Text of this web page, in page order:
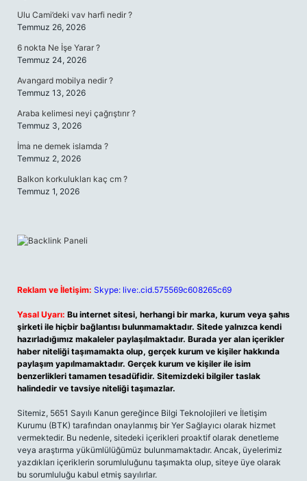
Ulu Cami’deki vav harfi nedir ?
Temmuz 26, 2026
6 nokta Ne İşe Yarar ?
Temmuz 24, 2026
Avangard mobilya nedir ?
Temmuz 13, 2026
Araba kelimesi neyi çağrıştırır ?
Temmuz 3, 2026
İma ne demek islamda ?
Temmuz 2, 2026
Balkon korkulukları kaç cm ?
Temmuz 1, 2026
Reklam ve İletişim: Skype: live:.cid.575569c608265c69
Yasal Uyarı: Bu internet sitesi, herhangi bir marka, kurum veya şahıs
şirketi ile hiçbir bağlantısı bulunmamaktadır. Sitede yalnızca kendi
hazırladığımız makaleler paylaşılmaktadır. Burada yer alan içerikler
haber niteliği taşımamakta olup, gerçek kurum ve kişiler hakkında
paylaşım yapılmamaktadır. Gerçek kurum ve kişiler ile isim
benzerlikleri tamamen tesadüfidir. Sitemizdeki bilgiler taslak
halindedir ve tavsiye niteliği taşımazlar.
Sitemiz, 5651 Sayılı Kanun gereğince Bilgi Teknolojileri ve İletişim
Kurumu (BTK) tarafından onaylanmış bir Yer Sağlayıcı olarak hizmet
vermektedir. Bu nedenle, sitedeki içerikleri proaktif olarak denetleme
veya araştırma yükümlülüğümüz bulunmamaktadır. Ancak, üyelerimiz
yazdıkları içeriklerin sorumluluğunu taşımakta olup, siteye üye olarak
bu sorumluluğu kabul etmiş sayılırlar.